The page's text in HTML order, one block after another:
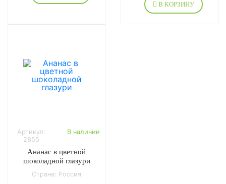
В КОРЗИНУ
Артикул:
2855
В наличии
Ананас в цветной
шоколадной глазури
Страна: Россия